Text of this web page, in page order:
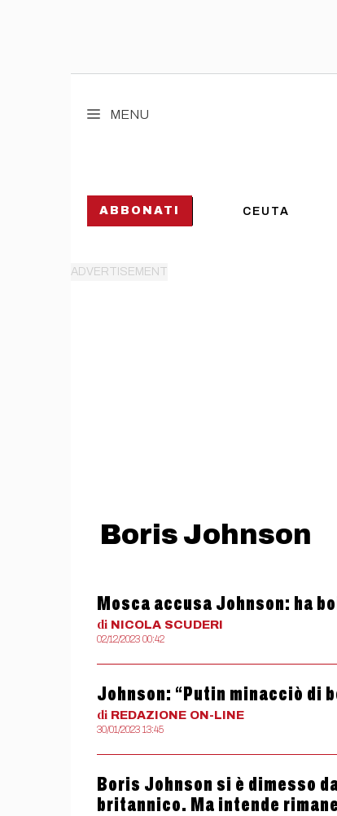
MENU
ABBONATI CEUTA
Boris Johnson
Mosca accusa Johnson: ha
di NICOLA SCUDERI
02/12/2023 00:42
Johnson: “Putin minacciò di
di REDAZIONE ON-LINE
30/01/2023 13:45
Boris Johnson si è dimesso
britannico. Ma intende